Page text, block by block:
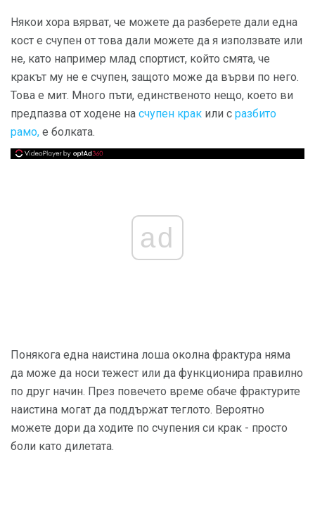
Някои хора вярват, че можете да разберете дали една
кост е счупен от това дали можете да я използвате или
не, като например млад спортист, който смята, че
кракът му не е счупен, защото може да върви по него.
Това е мит. Много пъти, единственото нещо, което ви
предпазва от ходене на счупен крак или с разбито
рамо, е болката.
ad
Понякога една наистина лоша околна фрактура няма
да може да носи тежест или да функционира правилно
по друг начин. През повечето време обаче фрактурите
наистина могат да поддържат теглото. Вероятно
можете дори да ходите по счупения си крак - просто
боли като дилетата.